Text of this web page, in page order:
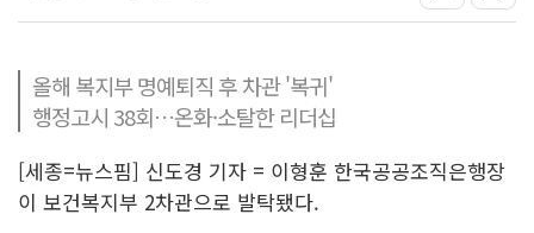
올해 복지부 명예퇴직 후 차관 '복귀'
행정고시 38회…온화·소탈한 리더십
[세종=뉴스핌] 신도경 기자 = 이형훈 한국공공조직은행장
이 보건복지부 2차관으로 발탁됐다.